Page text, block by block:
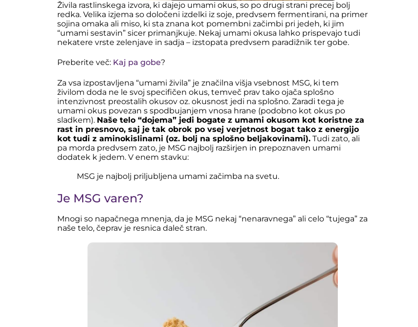
Živila rastlinskega izvora, ki dajejo umami okus, so po drugi strani precej bolj
redka. Velika izjema so določeni izdelki iz soje, predvsem fermentirani, na primer
sojina omaka ali miso, ki sta znana kot pomembni začimbi pri jedeh, ki jim
“umami sestavin” sicer primanjkuje. Nekaj umami okusa lahko prispevajo tudi
nekatere vrste zelenjave in sadja – izstopata predvsem paradižnik ter gobe.
Preberite več: Kaj pa gobe?
Za vsa izpostavljena “umami živila” je značilna višja vsebnost MSG, ki tem
živilom doda ne le svoj specifičen okus, temveč prav tako ojača splošno
intenzivnost preostalih okusov oz. okusnost jedi na splošno. Zaradi tega je
umami okus povezan s spodbujanjem vnosa hrane (podobno kot okus po
sladkem). Naše telo “dojema” jedi bogate z umami okusom kot koristne za
rast in presnovo, saj je tak obrok po vsej verjetnost bogat tako z energijo
kot tudi z aminokislinami (oz. bolj na splošno beljakovinami). Tudi zato, ali
pa morda predvsem zato, je MSG najbolj razširjen in prepoznaven umami
dodatek k jedem. V enem stavku:
MSG je najbolj priljubljena umami začimba na svetu.
Je MSG varen?
Mnogi so napačnega mnenja, da je MSG nekaj “nenaravnega” ali celo “tujega” za
naše telo, čeprav je resnica daleč stran.